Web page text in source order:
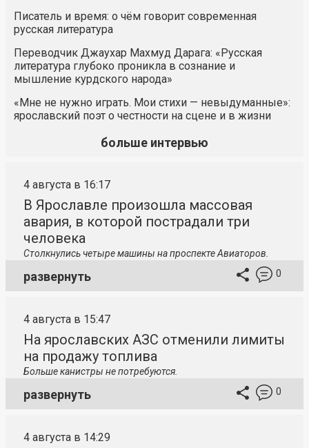
Писатель и время: о чём говорит современная
русская литература
Переводчик Джаухар Махмуд Дарага: «Русская
литература глубоко проникла в сознание и
мышление курдского народа»
«Мне не нужно играть. Мои стихи — невыдуманные»:
ярославский поэт о честности на сцене и в жизни
больше интервью
4 августа в 16:17
В Ярославле произошла массовая
авария, в которой пострадали три
человека
Столкнулись четыре машины на проспекте Авиаторов.
развернуть 0
4 августа в 15:47
На ярославских АЗС отменили лимиты
на продажу топлива
Больше канистры не потребуются.
развернуть 0
4 августа в 14:29